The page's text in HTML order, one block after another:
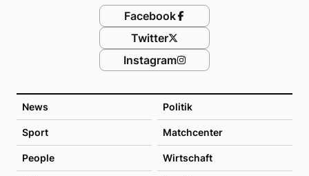
News Politik
Sport Matchcenter
People Wirtschaft
Facebook
Twitter
Instagram